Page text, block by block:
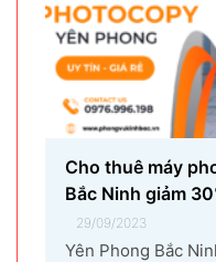
Cho thuê máy
Bắc Ninh giảm
29/09/2023
Yên Phong Bắc